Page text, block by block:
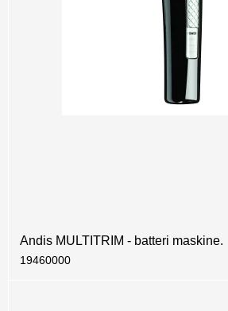
Andis MULTITRIM - batteri maskine.
19460000